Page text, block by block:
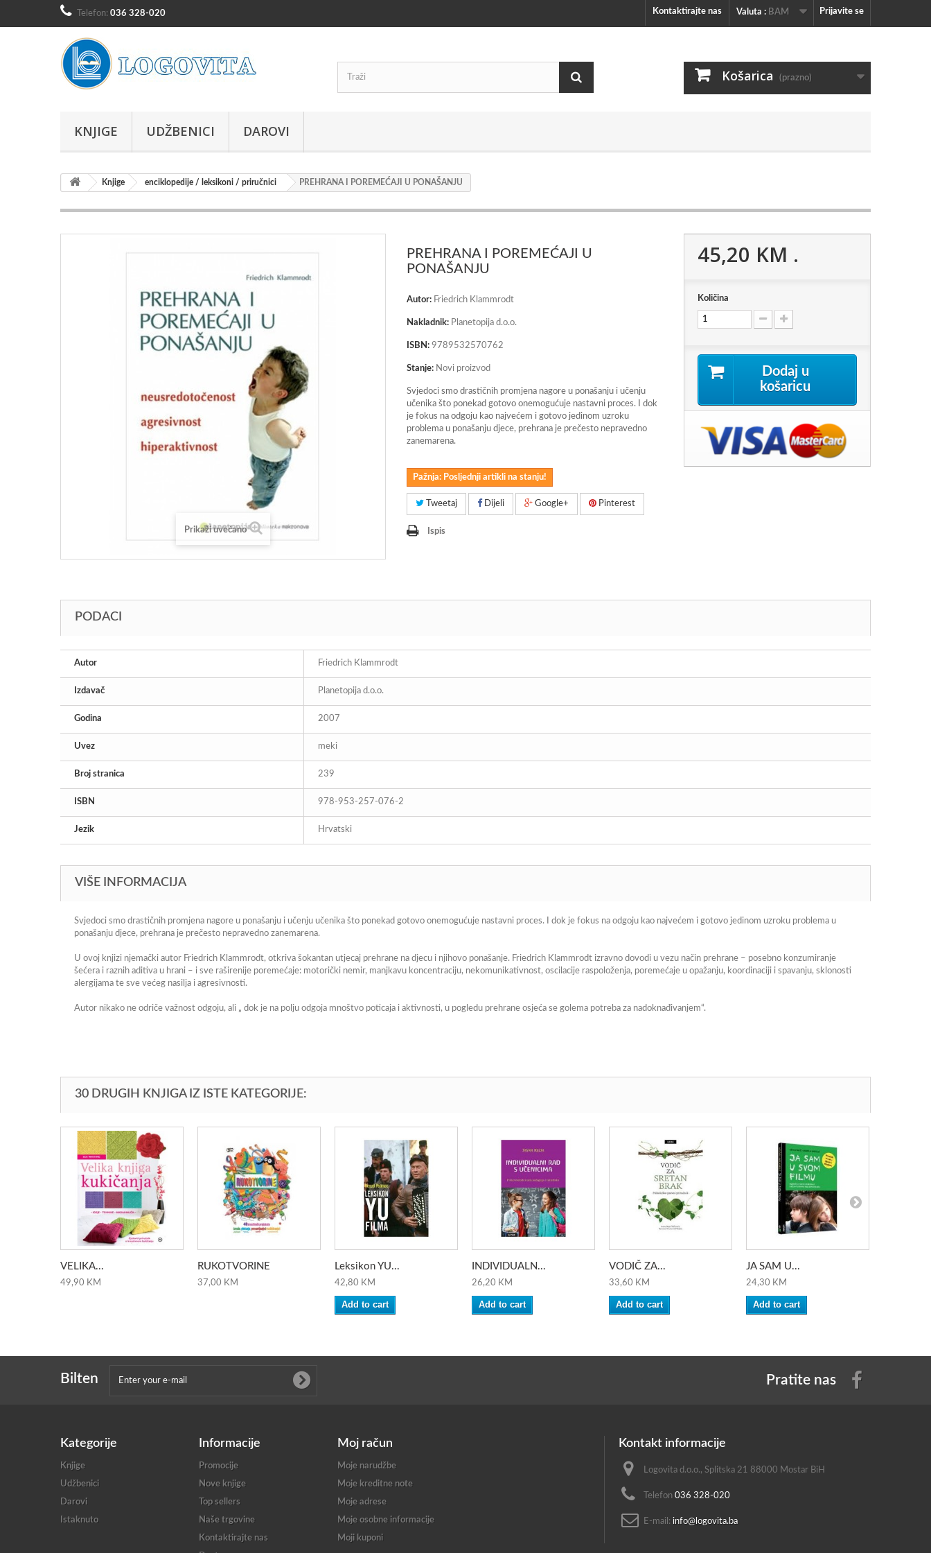
Prijavite se
Valuta : BAM
Kontaktirajte nas
Telefon: 036 328-020
Košarica (prazno)
KNJIGE UDŽBENICI DAROVI
Knjige enciklopedije / leksikoni / priručnici PREHRANA I POREMEĆAJI U PONAŠANJU
Prikaži uvećano
PREHRANA I POREMEĆAJI U
PONAŠANJU
Autor: Friedrich Klammrodt
Nakladnik: Planetopija d.o.o.
ISBN: 9789532570762
Stanje: Novi proizvod
Svjedoci smo drastičnih promjena nagore u ponašanju i učenju
učenika što ponekad gotovo onemogućuje nastavni proces. I dok
je fokus na odgoju kao najvećem i gotovo jedinom uzroku
problema u ponašanju djece, prehrana je prečesto nepravedno
zanemarena.
Pažnja: Posljednji artikli na stanju!
Tweetaj Dijeli Google+ Pinterest
Ispis
45,20 KM .
Količina
Dodaj u
košaricu
PODACI
Autor Friedrich Klammrodt
Izdavač Planetopija d.o.o.
Godina 2007
Uvez meki
Broj stranica 239
ISBN 978-953-257-076-2
Jezik Hrvatski
VIŠE INFORMACIJA
Svjedoci smo drastičnih promjena nagore u ponašanju i učenju učenika što ponekad gotovo onemogućuje nastavni proces. I dok je fokus na odgoju kao najvećem i gotovo jedinom uzroku problema u
ponašanju djece, prehrana je prečesto nepravedno zanemarena.
U ovoj knjizi njemački autor Friedrich Klammrodt, otkriva šokantan utjecaj prehrane na djecu i njihovo ponašanje. Friedrich Klammrodt izravno dovodi u vezu način prehrane – posebno konzumiranje
šećera i raznih aditiva u hrani – i sve raširenije poremećaje: motorički nemir, manjkavu koncentraciju, nekomunikativnost, oscilacije raspoloženja, poremećaje u opažanju, koordinaciji i spavanju, sklonosti
alergijama te sve većeg nasilja i agresivnosti.
Autor nikako ne odriče važnost odgoju, ali „ dok je na polju odgoja mnoštvo poticaja i aktivnosti, u pogledu prehrane osjeća se golema potreba za nadoknađivanjem“.
30 DRUGIH KNJIGA IZ ISTE KATEGORIJE:
VELIKA...
49,90 KM
RUKOTVORINE
37,00 KM
Leksikon YU...
42,80 KM
Add to cart
INDIVIDUALN...
26,20 KM
Add to cart
VODIČ ZA...
33,60 KM
Add to cart
JA SAM U...
24,30 KM
Add to cart
Bilten Pratite nas
Kategorije
Knjige
Udžbenici
Darovi
Istaknuto
Informacije
Promocije
Nove knjige
Top sellers
Naše trgovine
Kontaktirajte nas
Moj račun
Moje narudžbe
Moje kreditne note
Moje adrese
Moje osobne informacije
Moji kuponi
Kontakt informacije
Logovita d.o.o., Splitska 21 88000 Mostar BiH
Telefon 036 328-020
E-mail: info@logovita.ba